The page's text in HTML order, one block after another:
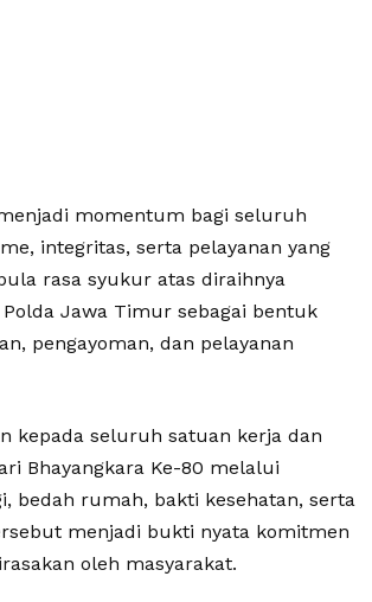
momentum bagi seluruh
integritas, serta pelayanan yang
rasa syukur atas diraihnya
Jawa Timur sebagai bentuk
pengayoman, dan pelayanan
kepada seluruh satuan kerja dan
Bhayangkara Ke-80 melalui
bedah rumah, bakti kesehatan, serta
menjadi bukti nyata komitmen
oleh masyarakat.